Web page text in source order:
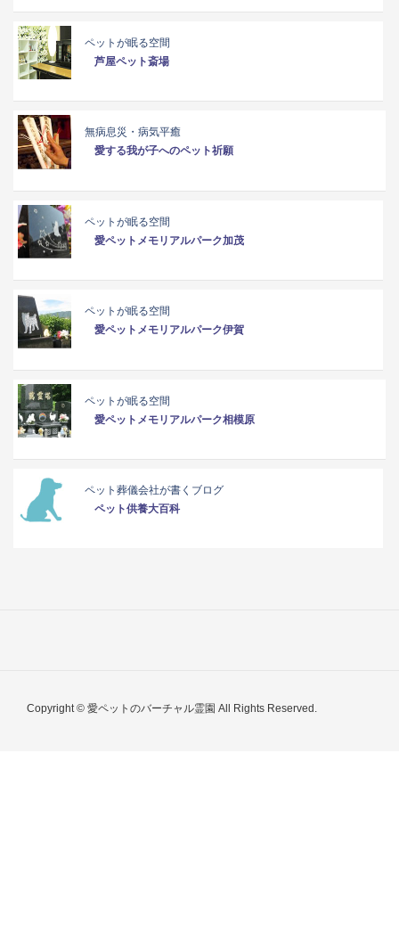
ペットが眠る空間
芦屋ペット斎場
無病息災・病気平癒
愛する我が子へのペット祈願
ペットが眠る空間
愛ペットメモリアルパーク加茂
ペットが眠る空間
愛ペットメモリアルパーク伊賀
ペットが眠る空間
愛ペットメモリアルパーク相模原
ペット葬儀会社が書くブログ
ペット供養大百科
Copyright © 愛ペットのバーチャル霊園 All Rights Reserved.